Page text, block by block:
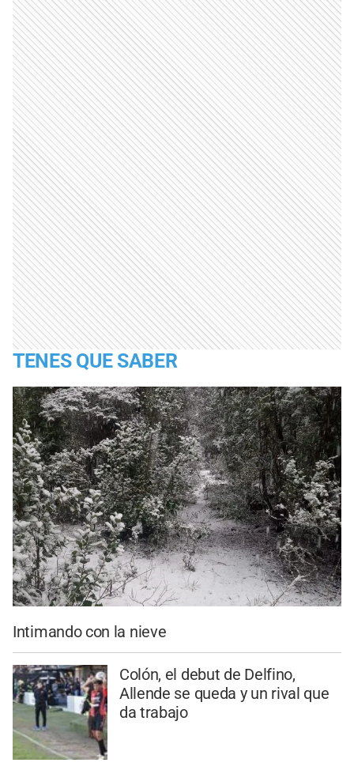
TENES QUE SABER
Intimando con la nieve
Colón, el debut de Delfino,
Allende se queda y un rival que
da trabajo